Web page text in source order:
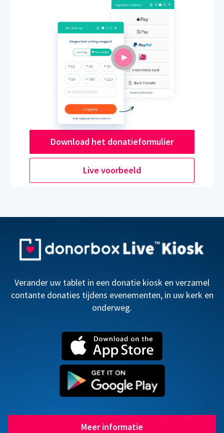
Download het donatieformulier
Live voorbeeld
Verander uw tablet in een donatie kiosk en verzamel
contante donaties tijdens evenementen, in uw kerk en
onderweg.
Meer informatie